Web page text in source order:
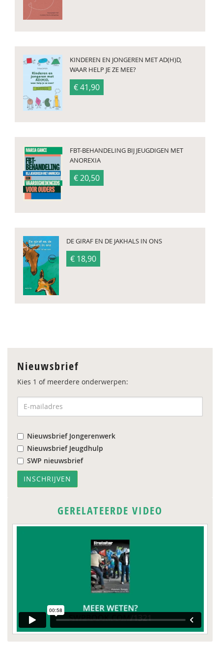
KINDEREN EN JONGEREN MET AD(H)D,
WAAR HELP JE ZE MEE?
€ 41,90
FBT-BEHANDELING BIJ JEUGDIGEN MET
ANOREXIA
€ 20,50
DE GIRAF EN DE JAKHALS IN ONS
€ 18,90
Nieuwsbrief
Kies 1 of meerdere onderwerpen:
Nieuwsbrief Jongerenwerk
Nieuwsbrief Jeugdhulp
SWP nieuwsbrief
GERELATEERDE VIDEO